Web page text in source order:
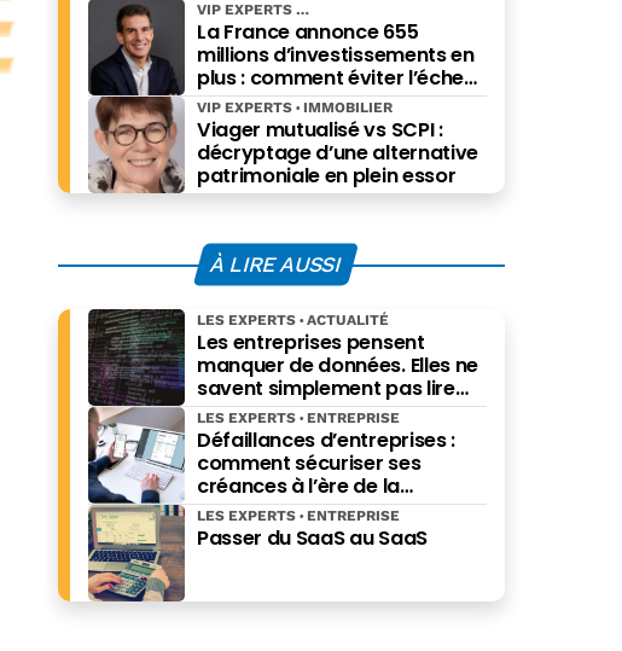
La France annonce 655
millions d’investissements en
plus : comment éviter l’échec
des projets à grande échelle ?
VIP EXPERTS
Viager mutualisé vs SCPI :
décryptage d’une alternative
patrimoniale en plein essor
VIP EXPERTS IMMOBILIER
À LIRE AUSSI
Les entreprises pensent
manquer de données. Elles ne
savent simplement pas lire
celles qu’elles possèdent déjà.
LES EXPERTS ACTUALITÉ
Défaillances d’entreprises :
comment sécuriser ses
créances à l’ère de la
facturation électronique ?
LES EXPERTS ENTREPRISE
Passer du SaaS au SaaS
LES EXPERTS ENTREPRISE